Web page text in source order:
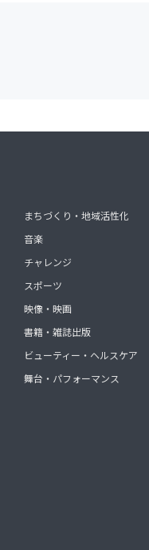
まちづくり・地域活性化
音楽
チャレンジ
スポーツ
映像・映画
書籍・雑誌出版
ビューティー・ヘルスケア
舞台・パフォーマンス